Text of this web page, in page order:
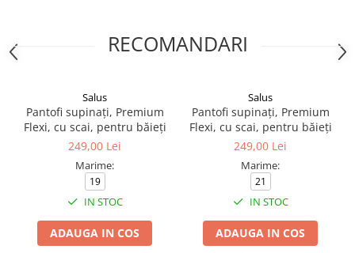
RECOMANDARI
Salus
Pantofi supinați, Premium
Flexi, cu scai, pentru băieți
249,00 Lei
Marime:
19
IN STOC
ADAUGA IN COS
Salus
Pantofi supinați, Premium
Flexi, cu scai, pentru băieți
249,00 Lei
Marime:
21
IN STOC
ADAUGA IN COS